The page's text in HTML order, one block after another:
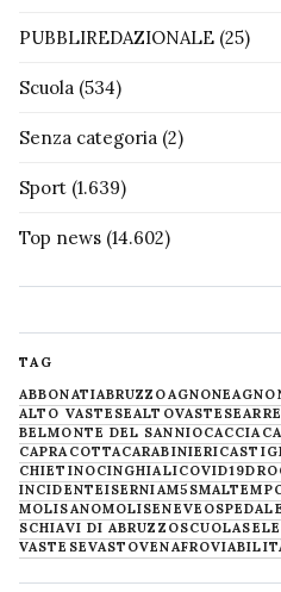
PUBBLIREDAZIONALE (25)
Scuola (534)
Senza categoria (2)
Sport (1.639)
Top news (14.602)
TAG
ABBONATIABRUZZOAGNONE
ALTO VASTESEALTOVASTESE
BELMONTE DEL SANNIOCACCIA
CAPRACOTTACARABINIERI
CHIETINOCINGHIALICOVID19
INCIDENTEISERNIAM5S
MOLISANOMOLISENEVE OSPEDALE
SCHIAVI DI ABRUZZOSCUOLA
VASTESEVASTOVENAFRO